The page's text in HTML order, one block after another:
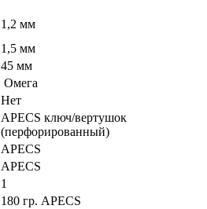
1,2 мм
1,5 мм
45 мм
Омега
Нет
APECS ключ/вертушок
(перфорированный)
APECS
APECS
1
180 гр. APECS